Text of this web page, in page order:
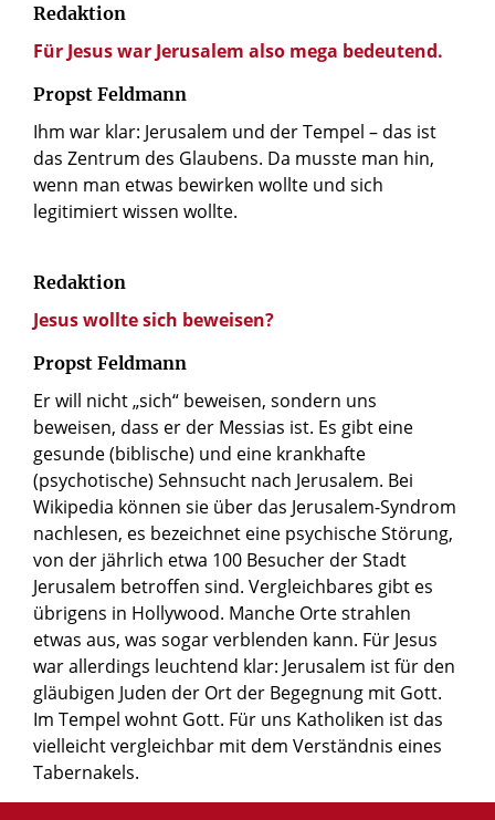
Redaktion
Für Jesus war Jerusalem also mega bedeutend.
Propst Feldmann
Ihm war klar: Jerusalem und der Tempel – das ist
das Zentrum des Glaubens. Da musste man hin,
wenn man etwas bewirken wollte und sich
legitimiert wissen wollte.
Redaktion
Jesus wollte sich beweisen?
Propst Feldmann
Er will nicht „sich“ beweisen, sondern uns
beweisen, dass er der Messias ist. Es gibt eine
gesunde (biblische) und eine krankhafte
(psychotische) Sehnsucht nach Jerusalem. Bei
Wikipedia können sie über das Jerusalem-Syndrom
nachlesen, es bezeichnet eine psychische Störung,
von der jährlich etwa 100 Besucher der Stadt
Jerusalem betroffen sind. Vergleichbares gibt es
übrigens in Hollywood. Manche Orte strahlen
etwas aus, was sogar verblenden kann. Für Jesus
war allerdings leuchtend klar: Jerusalem ist für den
gläubigen Juden der Ort der Begegnung mit Gott.
Im Tempel wohnt Gott. Für uns Katholiken ist das
vielleicht vergleichbar mit dem Verständnis eines
Tabernakels.